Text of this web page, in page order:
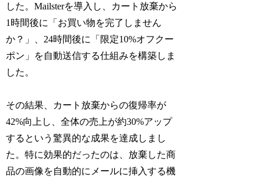
した。Mailsterを導入し、カート放棄から
1時間後に「お買い物を完了しません
か？」、24時間後に「限定10%オフクー
ポン」を自動送信する仕組みを構築しま
した。
その結果、カート放棄からの復帰率が
42%向上し、全体の売上が約30%アップ
するという驚異的な成果を達成しまし
た。特に効果的だったのは、放棄した商
品の画像を自動的にメールに挿入する機